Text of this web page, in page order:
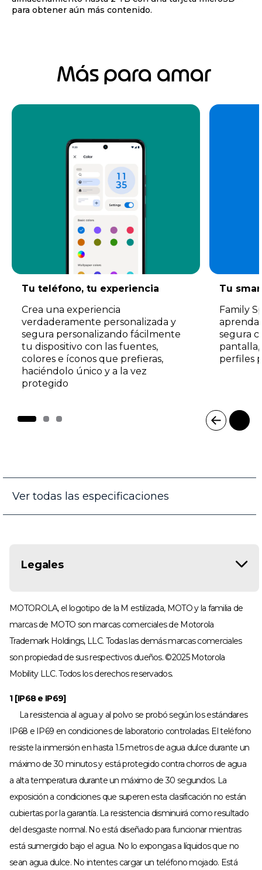
para obtener aún más contenido.
Más para amar
Tu teléfono, tu experiencia
Crea una experiencia
verdaderamente personalizada y
segura personalizando fácilmente
tu dispositivo con las fuentes,
colores e íconos que prefieras,
haciéndolo único y a la vez
protegido
Tu
Family
segura
perfiles
3
Ver todas las especificaciones
Legales
MOTOROLA, el logotipo de la M estilizada, MOTO y la familia de
marcas de MOTO son marcas comerciales de Motorola
Trademark Holdings, LLC. Todas las demás marcas comerciales
son propiedad de sus respectivos dueños. ©2025 Motorola
Mobility LLC. Todos los derechos reservados.
1 [IP68 e IP69]
La resistencia al agua y al polvo se probó según los estándares
IP68 e IP69 en condiciones de laboratorio controladas. El teléfono
resiste la inmersión en hasta 1.5 metros de agua dulce durante un
máximo de 30 minutos y está protegido contra chorros de agua
a alta temperatura durante un máximo de 30 segundos. La
exposición a condiciones que superen esta clasificación no están
cubiertas por la garantía. La resistencia disminuirá como resultado
del desgaste normal. No está diseñado para funcionar mientras
está sumergido bajo el agua. No lo expongas a líquidos que no
sean agua dulce. No intentes cargar un teléfono mojado. Está